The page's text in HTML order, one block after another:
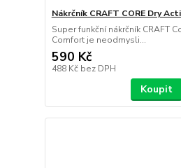
Nákrčník CRAFT CORE Dry
Super funkční nákrčník CRAFT
Comfort je neodmysli...
590 Kč
488 Kč bez DPH
Koupit